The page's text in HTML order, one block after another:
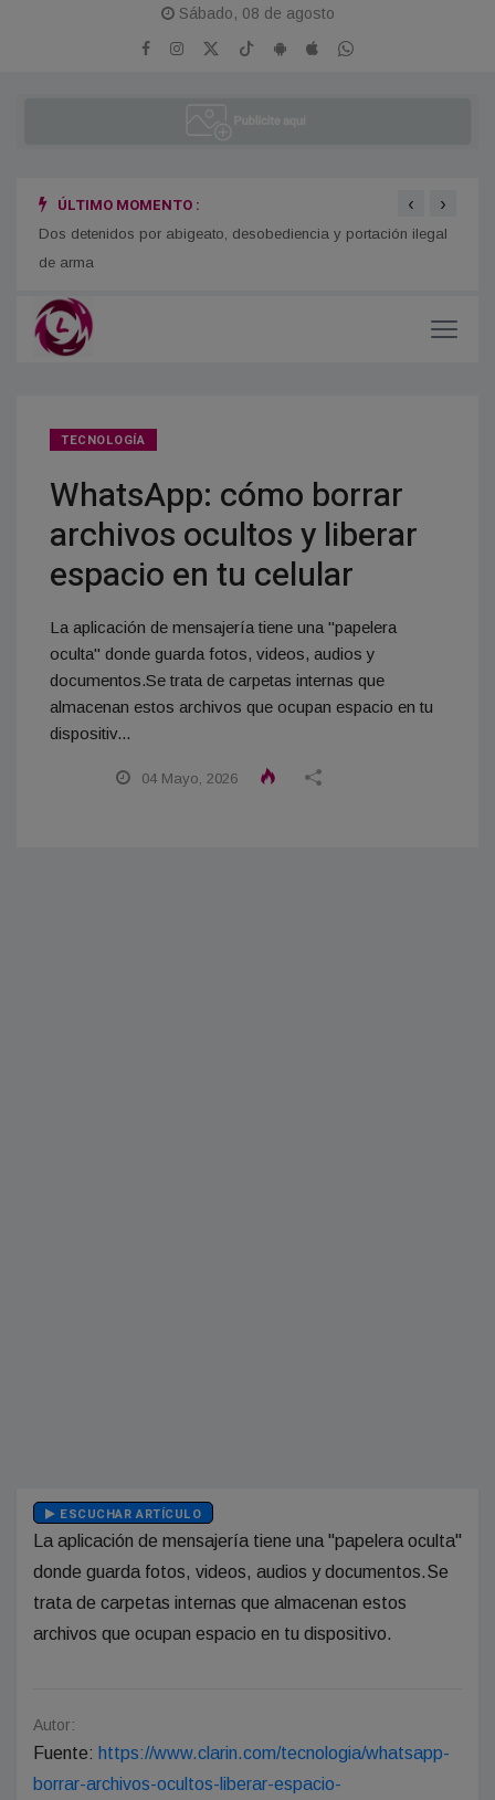
Sábado, 08 de agosto
ÚLTIMO MOMENTO :
Dos detenidos por abigeato, desobediencia y portación ilegal
de arma
‹ ›
TECNOLOGÍA
WhatsApp: cómo borrar
archivos ocultos y liberar
espacio en tu celular
La aplicación de mensajería tiene una "papelera
oculta" donde guarda fotos, videos, audios y
documentos.Se trata de carpetas internas que
almacenan estos archivos que ocupan espacio en tu
dispositiv...
04 Mayo, 2026
ESCUCHAR ARTÍCULO
La aplicación de mensajería tiene una "papelera oculta"
donde guarda fotos, videos, audios y documentos.Se
trata de carpetas internas que almacenan estos
archivos que ocupan espacio en tu dispositivo.
Autor:
Fuente: https://www.clarin.com/tecnologia/whatsapp-
borrar-archivos-ocultos-liberar-espacio-